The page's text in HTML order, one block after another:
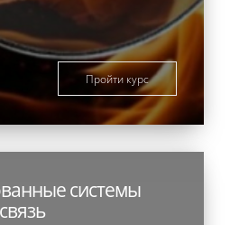
Пройти курс
системы